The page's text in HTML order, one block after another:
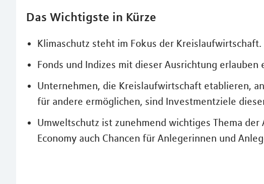
Das Wichtigste in Kürze
Klimaschutz steht im Fokus der Kreislaufwirtschaft.
Fonds und Indizes mit dieser Ausrichtung
Unternehmen, die Kreislaufwirtschaft etablieren,
für andere ermöglichen, sind Investmentziele
Umweltschutz ist zunehmend wichtiges Thema
Economy auch Chancen für Anlegerinnen und